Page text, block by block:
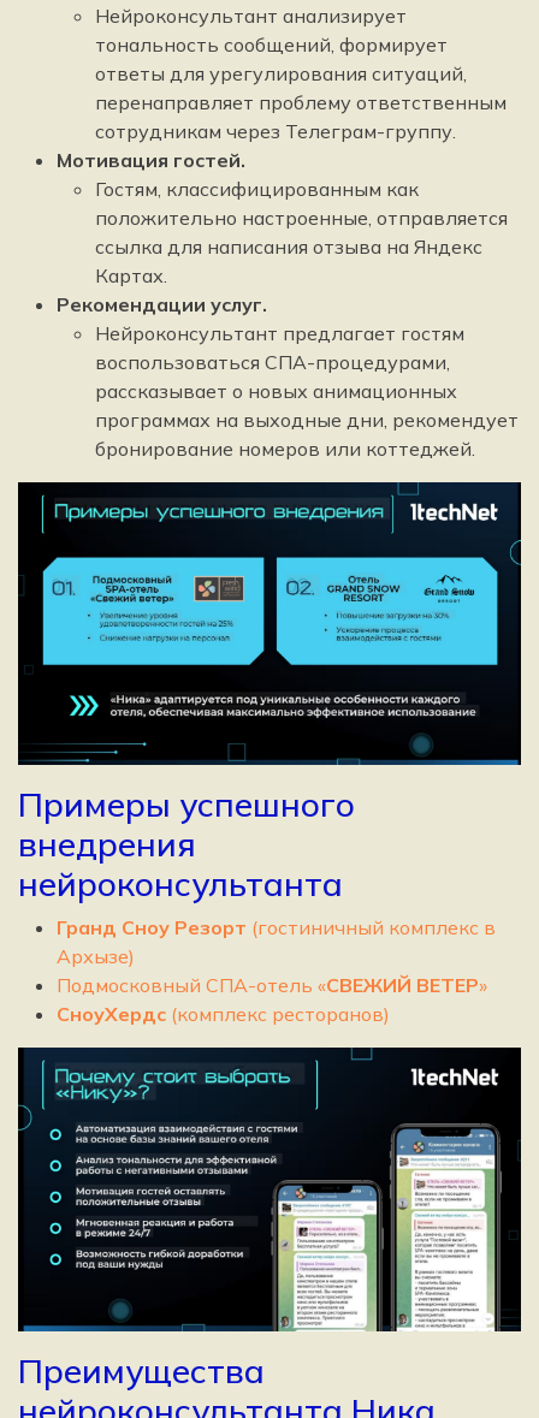
Нейроконсультант анализирует
тональность сообщений, формирует
ответы для урегулирования ситуаций,
перенаправляет проблему ответственным
сотрудникам через Телеграм-группу.
Мотивация гостей.
Гостям, классифицированным как
положительно настроенные, отправляется
ссылка для написания отзыва на Яндекс
Картах.
Рекомендации услуг.
Нейроконсультант предлагает гостям
воспользоваться СПА-процедурами,
рассказывает о новых анимационных
программах на выходные дни, рекомендует
бронирование номеров или коттеджей.
Примеры успешного
внедрения
нейроконсультанта
Гранд Сноу Резорт (гостиничный комплекс в
Архызе)
Подмосковный СПА-отель «СВЕЖИЙ ВЕТЕР»
СноуХердс (комплекс ресторанов)
Преимущества